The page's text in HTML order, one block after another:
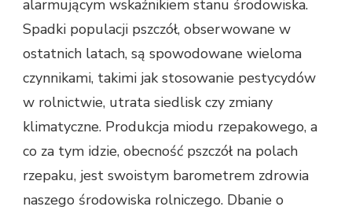
alarmującym wskaźnikiem stanu środowiska.
Spadki populacji pszczół, obserwowane w
ostatnich latach, są spowodowane wieloma
czynnikami, takimi jak stosowanie pestycydów
w rolnictwie, utrata siedlisk czy zmiany
klimatyczne. Produkcja miodu rzepakowego, a
co za tym idzie, obecność pszczół na polach
rzepaku, jest swoistym barometrem zdrowia
naszego środowiska rolniczego. Dbanie o